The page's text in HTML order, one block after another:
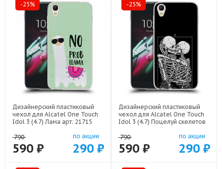
-25%
Дизайнерский пластиковый
чехол для Alcatel One Touch
Idol 3 (4.7) Лама арт: 21715
790
590 ₽
по акции
290 ₽
-25%
Дизайнерский пластиковый
чехол для Alcatel One Touch
Idol 3 (4.7) Поцелуй скелетов
790
590 ₽
по акции
290 ₽